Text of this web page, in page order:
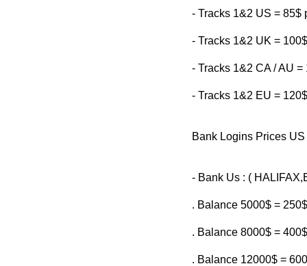
- Tracks 1&2 US = 85$
- Tracks 1&2 UK =
- Tracks 1&2 CA / AU =
- Tracks 1&2 EU =
Bank Logins Prices
- Bank Us : (
. Balance 5000$ = 250$
. Balance 8000$ = 400$
. Balance 12000$ =